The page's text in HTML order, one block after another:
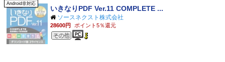
Android非対応
いきなりPDF Ver.11 COMPLETE ...
ソースネクスト株式会社
28600円 ポイント5％還元
その他のジャンル